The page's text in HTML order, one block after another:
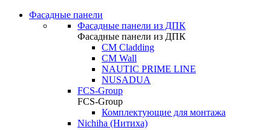
Фасадные панели
Фасадные панели из ДПК
Фасадные панели из ДПК
CM Cladding
CM Wall
NAUTIC PRIME LINE
NUSADUA
FCS-Group
FCS-Group
Комплектующие для монтажа
Nichiha (Нитиха)